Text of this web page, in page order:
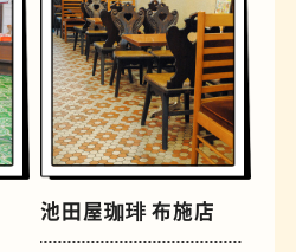
池田屋珈琲 布施店